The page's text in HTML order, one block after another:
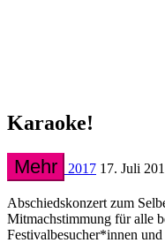
Karaoke!
Mehr 2017 17. Juli
Abschiedskonzert zum
Mitmachstimmung für alle
Festivalbesucher*innen